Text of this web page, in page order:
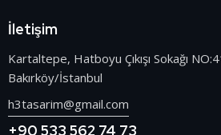
İletişim
Kartaltepe, Hatboyu Çıkışı Sokağı
Bakırköy/İstanbul
h3tasarim@gmail.com
+90 533 562 74 73